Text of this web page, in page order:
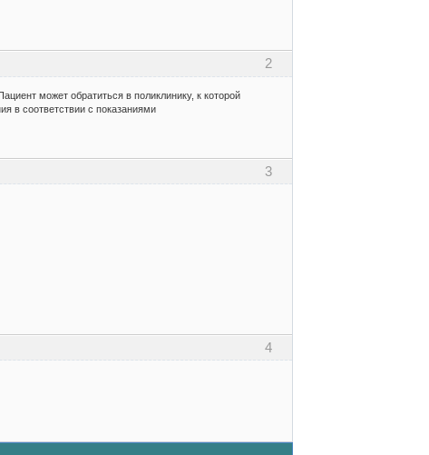
2
может обратиться в поликлинику, к которой
в соответствии с показаниями
3
4